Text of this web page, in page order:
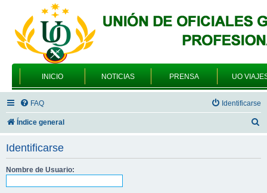
INICIO NOTICIAS PRENSA UO
FAQ Identificarse
Índice general
Identificarse
Nombre de Usuario: